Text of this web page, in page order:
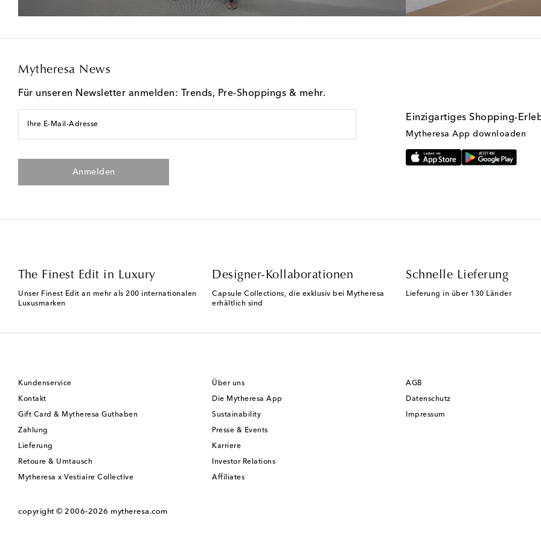
Mytheresa News
Für unseren Newsletter anmelden: Trends, Pre-Shoppings & mehr.
Ihre E-Mail-Adresse
Anmelden
Einzigartiges Shopping-
Mytheresa App downloaden
The Finest Edit in Luxury
Unser Finest Edit an mehr als 200 internationalen
Luxusmarken
Designer-Kollaborationen
Capsule Collections, die exklusiv bei Mytheresa
erhältlich sind
Schnelle Lieferung
Lieferung in über 130 Länder
Kundenservice
Kontakt
Gift Card & Mytheresa Guthaben
Zahlung
Lieferung
Retoure & Umtausch
Mytheresa x Vestiaire Collective
Über uns
Die Mytheresa App
Sustainability
Presse & Events
Karriere
Investor Relations
Affiliates
AGB
Datenschutz
Impressum
copyright © 2006-2026 mytheresa.com